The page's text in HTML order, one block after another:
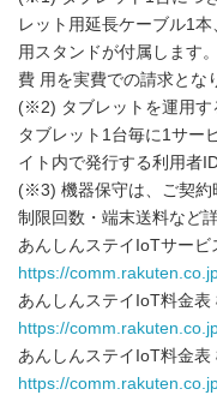
レット用延長ケーブル1
用スタンドが付属します
費 用を実費での請求とな
(※2) タブレットを運用す
タブレット1台毎に1サー
イト内で発行する利用者
(※3) 機器保守は、ご契約
制限回数・端末送料など
あんしんステイIoTサービ
https://
あんしんステイIoT料金表
https://
あんしんステイIoT料金表
https://